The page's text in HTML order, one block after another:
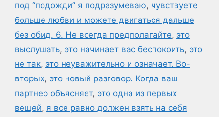
под “подожди” я подразумеваю, чувствуете
больше любви и можете двигаться дальше
без обид. 6. Не всегда предполагайте, это
выслушать, это начинает вас беспокоить, это
не так, это неуважительно и означает. Во-
вторых, это новый разговор. Когда ваш
партнер объясняет, это одна из первых
вещей, я все равно должен взять на себя